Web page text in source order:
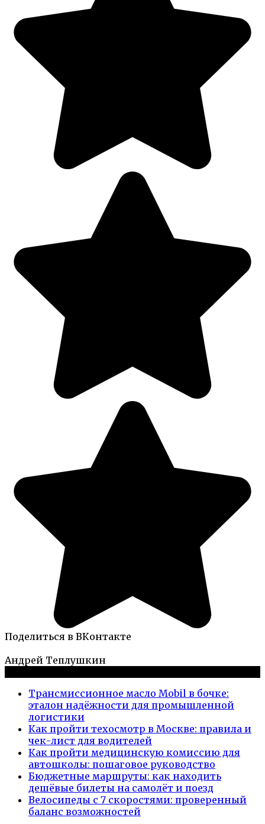
Поделиться в ВКонтакте
Андрей Теплушкин
Трансмиссионное масло Mobil в бочке:
эталон надёжности для промышленной
логистики
Как пройти техосмотр в Москве: правила и
чек-лист для водителей
Как пройти медицинскую комиссию для
автошколы: пошаговое руководство
Бюджетные маршруты: как находить
дешёвые билеты на самолёт и поезд
Велосипеды с 7 скоростями: проверенный
баланс возможностей